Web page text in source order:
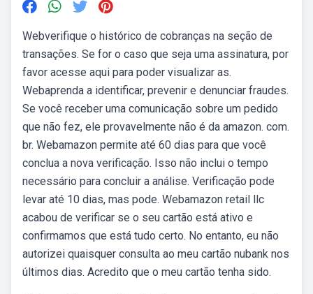
Webverifique o histórico de cobranças na seção de
transações. Se for o caso que seja uma assinatura, por
favor acesse aqui para poder visualizar as.
Webaprenda a identificar, prevenir e denunciar fraudes.
Se você receber uma comunicação sobre um pedido
que não fez, ele provavelmente não é da amazon. com.
br. Webamazon permite até 60 dias para que você
conclua a nova verificação. Isso não inclui o tempo
necessário para concluir a análise. Verificação pode
levar até 10 dias, mas pode. Webamazon retail llc
acabou de verificar se o seu cartão está ativo e
confirmamos que está tudo certo. No entanto, eu não
autorizei quaisquer consulta ao meu cartão nubank nos
últimos dias. Acredito que o meu cartão tenha sido.